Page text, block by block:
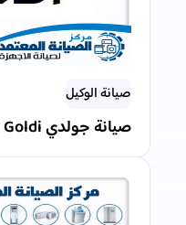
صيانة الوكيل
صيانة جولدي Goldi المعتمدة في الإمارات